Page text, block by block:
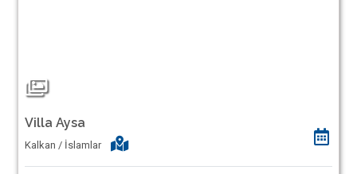
Villa Aysa
Kalkan / İslamlar